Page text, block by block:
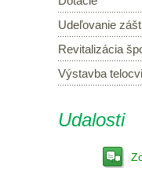
Udeľovanie
Revitalizácia
Výstavba
Udalosti